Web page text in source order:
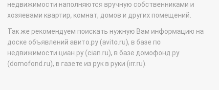
недвижимости наполняются вручную собственниками и
хозяевами квартир, комнат, домов и других помещений.
Так же рекомендуем поискать нужную Вам информацию на
доске объявлений авито.ру (avito.ru), в базе по
недвижимости циан.ру (cian.ru), в базе домофонд.ру
(domofond.ru), в газете из рук в руки (irr.ru).